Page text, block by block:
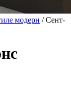
модерн / Сент-